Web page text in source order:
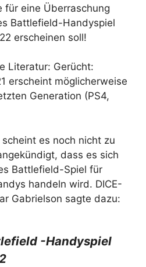
für eine Überraschung
Battlefield-Handyspiel
erscheinen soll!
Literatur: Gerücht:
erscheint möglicherweise
Generation (PS4,
es noch nicht zu
dass es sich
Battlefield-Spiel für
handeln wird. DICE-
Gabrielson sagte dazu:
-Handyspiel